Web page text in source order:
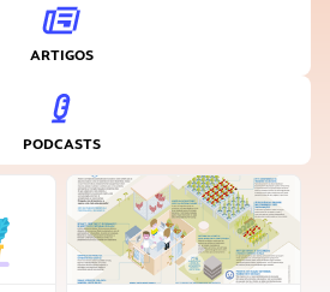
ARTIGOS
PODCASTS